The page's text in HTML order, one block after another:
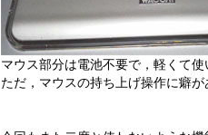
マウス部分は電池不要で，軽くて使
ただ，マウスの持ち上げ操作に癖